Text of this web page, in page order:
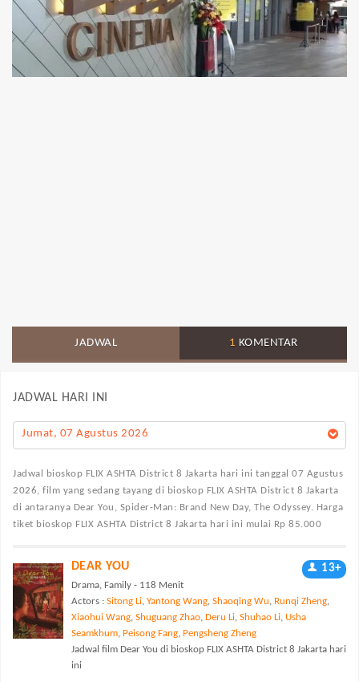
JADWAL 1 KOMENTAR
JADWAL HARI INI
Jumat, 07 Agustus 2026
Jadwal bioskop FLIX ASHTA District 8 Jakarta hari ini tanggal 07 Agustus
2026, film yang sedang tayang di bioskop FLIX ASHTA District 8 Jakarta
di antaranya Dear You, Spider-Man: Brand New Day, The Odyssey. Harga
tiket bioskop FLIX ASHTA District 8 Jakarta hari ini mulai Rp 85.000
DEAR YOU 13+
Drama, Family - 118 Menit
Actors : Sitong Li, Yantong Wang, Shaoqing Wu, Runqi Zheng,
Xiaohui Wang, Shuguang Zhao, Deru Li, Shuhao Li, Usha
Seamkhum, Peisong Fang, Pengsheng Zheng
Jadwal film Dear You di bioskop FLIX ASHTA District 8 Jakarta hari
ini